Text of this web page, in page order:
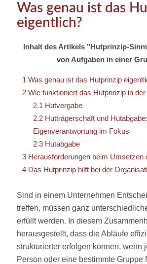
Was genau ist das
eigentlich?
Inhalt des Artikels "Hutprinzip-
von Aufgaben in einer
1 Was genau ist das Hutprinzip
2Wie funktioniert das Hutprinzip in
2.1 Hutvergabe
2.2 Hutträgerschaft und Hutabgabe:
Eigenverantwortung im Fokus
2.3 Hutabgabe
3Herausforderungen beim Umsetzen
4Das Hutprinzip hilft bei der
Sind in einem Unternehmen
treffen, müssen ganz
erfüllt werden. In diesem
herausgestellt, dass die Abläufe
strukturierter erfolgen können, wenn
Person oder eine bestimmte Gruppe